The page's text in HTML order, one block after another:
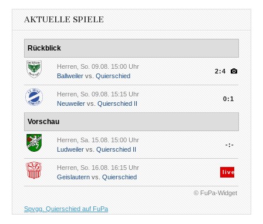
AKTUELLE SPIELE
Rückblick
Herren, So. 09.08. 15:00 Uhr
Ballweiler vs. Quierschied
2:4
Herren, So. 09.08. 15:15 Uhr
Neuweiler vs. Quierschied II
0:1
Vorschau
Herren, Sa. 15.08. 15:00 Uhr
Ludweiler vs. Quierschied II
-:-
Herren, So. 16.08. 16:15 Uhr
Geislautern vs. Quierschied
live
© FuPa-Widget
Spvgg. Quierschied auf FuPa